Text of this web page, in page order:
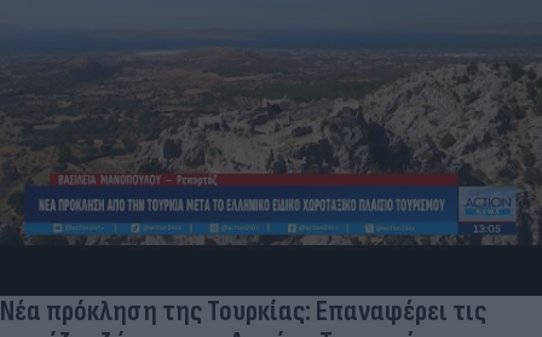
Νέα πρόκληση της Τουρκίας: Επαναφέρει τις